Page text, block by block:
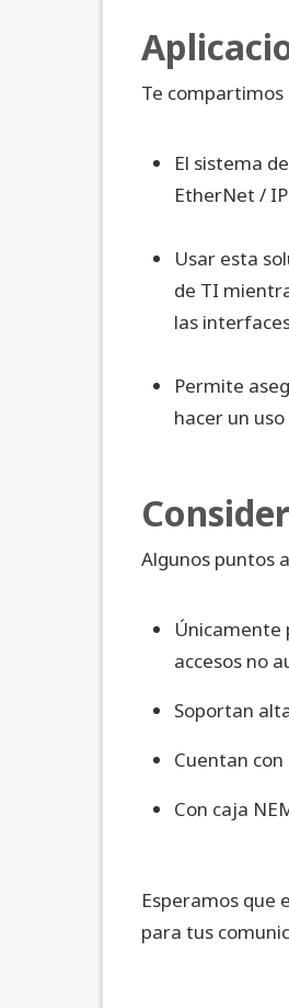
Te compartimos
El sistema
EtherNet /
Usar esta
de TI
las
Permite
hacer un
Algunos puntos
Únicamente
accesos no
Soportan
Cuentan
Con caja
Esperamos que
para tus